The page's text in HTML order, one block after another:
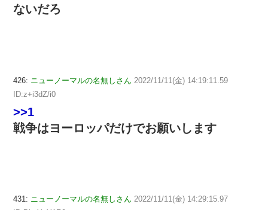
ないだろ
426: ニューノーマルの名無しさん 2022/11/11(金) 14:19:11.59
ID:z+i3dZ/i0
>>1
戦争はヨーロッパだけでお願いします
431: ニューノーマルの名無しさん 2022/11/11(金) 14:29:15.97